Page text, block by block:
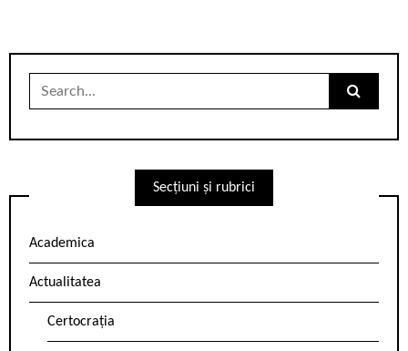
Search
Secțiuni și rubrici
Academica
Actualitatea
Certocrația